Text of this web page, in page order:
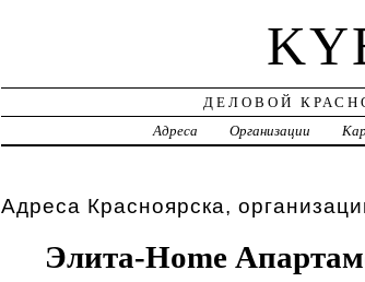
ДЕЛОВОЙ
Адреса
Организации
Адреса Красноярска,
Элита-Home